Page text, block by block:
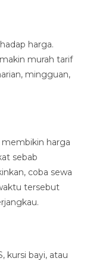
harga.
murah tarif
mingguan,
membikin harga
sebab
coba sewa
tersebut
kursi bayi, atau